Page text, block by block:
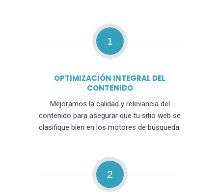
1
OPTIMIZACIÓN INTEGRAL DEL
CONTENIDO
Mejoramos la calidad y relevancia del
contenido para asegurar que tu sitio web se
clasifique bien en los motores de búsqueda.
2